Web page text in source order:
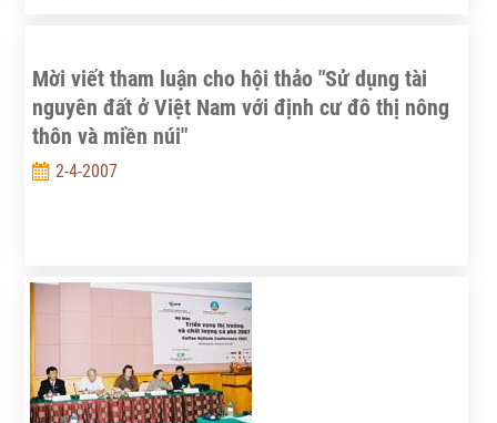
trên 39% GDP của tỉnh.
Mời viết tham luận cho hội thảo "Sử dụng tài
nguyên đất ở Việt Nam với định cư đô thị nông
thôn và miền núi"
2-4-2007